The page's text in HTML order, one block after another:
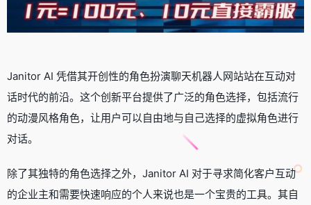
Janitor AI 凭借其开创性的角色扮演聊天机器人网站站在互动对
话时代的前沿。这个创新平台提供了广泛的角色选择，包括流行
的动漫风格角色，让用户可以自由地与自己选择的虚拟角色进行
对话。
除了其独特的角色选择之外，Janitor AI 对于寻求简化客户互动
的企业主和需要快速响应的个人来说也是一个宝贵的工具。其自